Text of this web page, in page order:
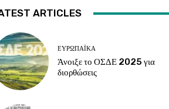
ARTICLES
ΕΥΡΩΠΑΪΚΆ
Άνοιξε το ΟΣΔΕ 2025 για
διορθώσεις